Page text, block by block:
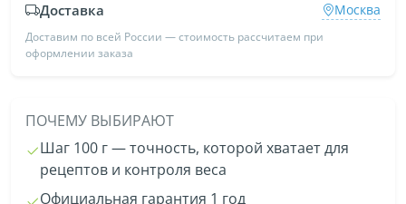
Доставка Москва
Доставим по всей России — стоимость рассчитаем при
оформлении заказа
ПОЧЕМУ ВЫБИРАЮТ
Шаг 100 г — точность, которой хватает для
рецептов и контроля веса
Официальная гарантия 1 год